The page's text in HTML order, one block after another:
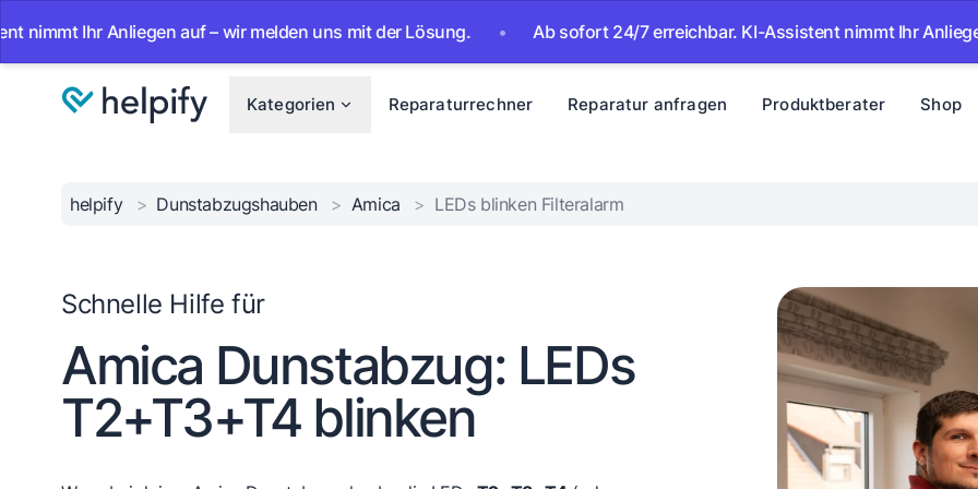
Anliegen auf – wir melden uns mit der Lösung. • Ab sofort 24/7 erreichbar. KI-Assistent nimmt Ihr Anliegen auf –
Kategorien Reparaturrechner Reparatur anfragen Produktberater Shop
helpify > Dunstabzugshauben > Amica > LEDs blinken Filteralarm
Schnelle Hilfe für
Amica Dunstabzug: LEDs
T2+T3+T4 blinken